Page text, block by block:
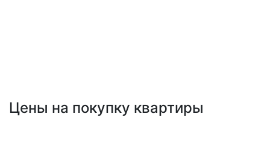
Цены на покупку квартиры